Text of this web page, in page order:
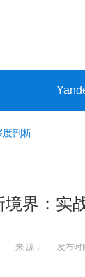
度剖析
界：实
来 源： 发布时